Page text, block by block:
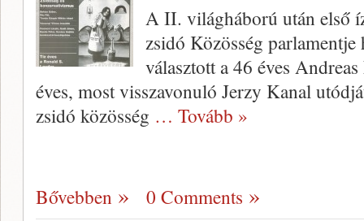
A II. világháború után első
zsidó Közösség
választott a 46 éves
éves, most visszavonuló Jerzy Kanal
zsidó közös­ség … Tovább »
Bővebben 0 Comments